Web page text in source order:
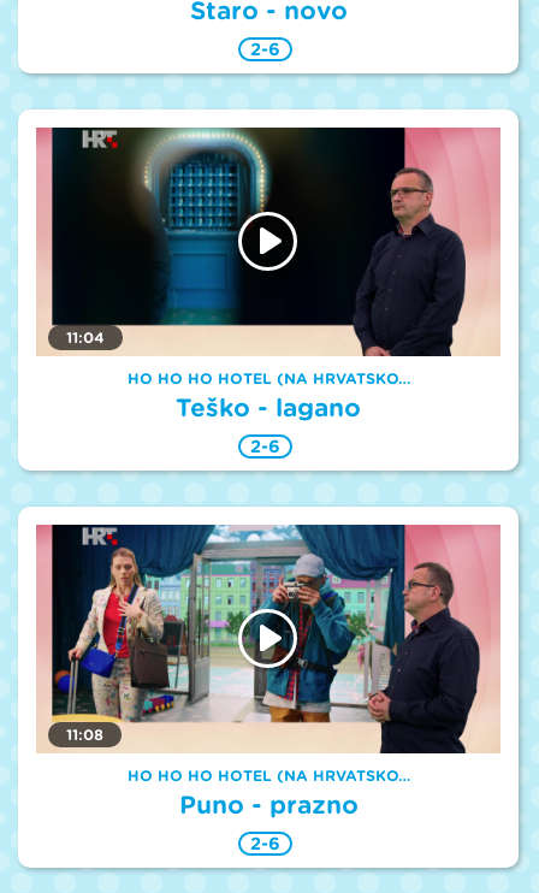
Staro - novo
2-6
11:04
HO HO HO HOTEL (NA HRVATSKO…
Teško - lagano
2-6
11:08
HO HO HO HOTEL (NA HRVATSKO…
Puno - prazno
2-6